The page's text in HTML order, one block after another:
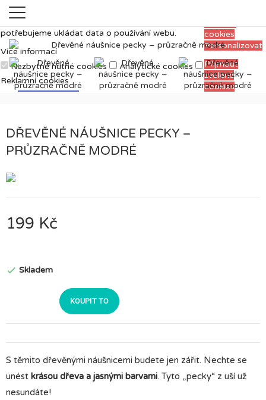
Měříme, ladíme a vylepšujeme, aby pro vás
prohlížení webu bylo co nejpříjemnější. Proto si
potřebujeme ukládat data o používání webu.
Více informací
cookies
Personalizovat
Nezbytně nutné cookies
Analytické cookies
Reklamní cookies
Přijmout
zvolené
cookies
DŘEVĚNÉ NÁUŠNICE PECKY –
PRŮZRAČNĚ MODRÉ
199 Kč
 Skladem
KOUPIT TO
S těmito dřevěnými náušnicemi budete jen zářit. Nechte se
unést krásou dřeva a jasnými barvami. Tyto „pecky“ z uší už
nesundáte!